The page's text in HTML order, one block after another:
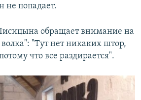
не попадает.
обращает внимание на
"Тут нет никаких штор,
что все раздирается".